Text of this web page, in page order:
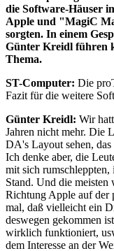
die Software-Häuser
Apple und "MagiC
sorgten. In einem
Günter Kreidl führen
Thema.
ST-Computer: Die
Fazit für die weitere
Günter Kreidl: Wir
Jahren nicht mehr. Die
DA's Layout sehen,
Ich denke aber, die
mit sich
Stand. Und die meisten
Richtung Apple auf der
mal, daß vielleicht ein
deswegen gekommen
wirklich funktioniert,
dem Interesse an der